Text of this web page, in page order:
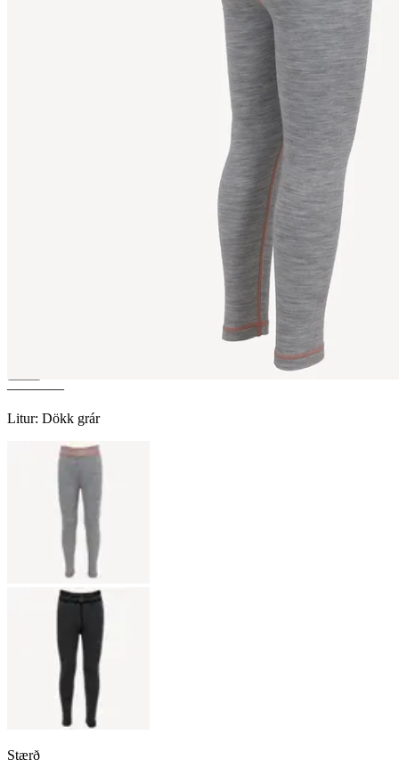
Merino barna-
————
Litur: Dökk grár
Stærð